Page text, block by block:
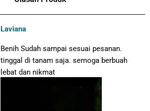
Laviana
Benih Sudah sampai sesuai pesanan.
tinggal di tanam saja. semoga berbuah
lebat dan nikmat